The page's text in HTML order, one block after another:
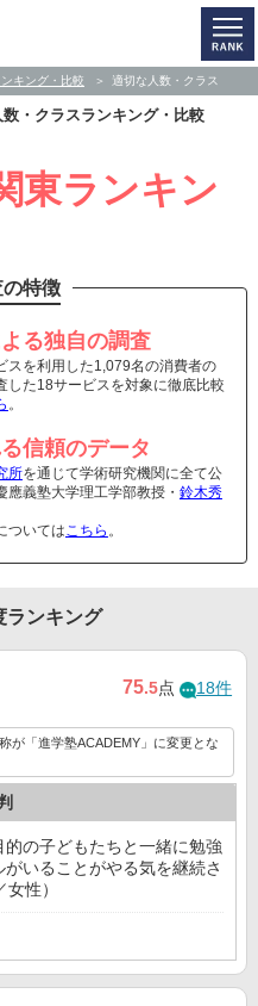
キング・比較 適切な人数・クラス
・クラスランキング・比較
東ランキン
特徴
る独自の調査
スを利用した1,079名の消費者の
した18サービスを対象に徹底比較
。
信頼のデータ
所を通じて学術研究機関に全て公
義塾大学理工学部教授・ 鈴木秀
ついてはこちら 。
ランキング
75.5点 18件
が「進学塾ACADEMY」に変更とな
の子どもたちと一緒に勉強
いることがやる気を継続さ
性）